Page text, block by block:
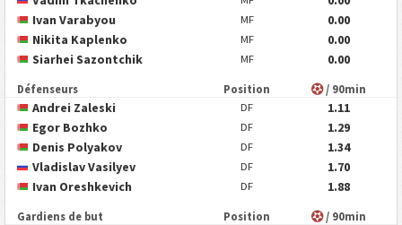
Ivan Varabyou
MF
0.00
Nikita Kaplenko
MF
0.00
Siarhei Sazontchik
MF 0.00
Défenseurs Position / 90min
Andrei Zaleski DF
1.11
Egor Bozhko
DF
1.29
Denis Polyakov
DF
1.34
Vladislav Vasilyev
DF
1.70
Ivan Oreshkevich
DF 1.88
Gardiens de but Position / 90min